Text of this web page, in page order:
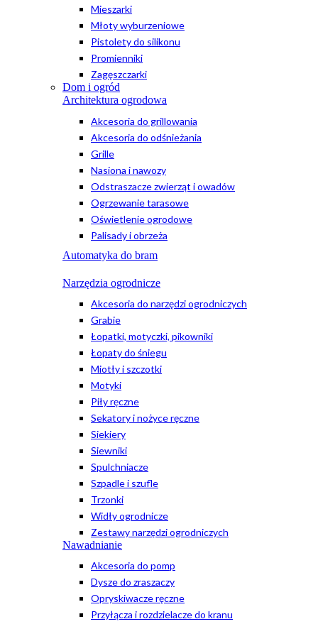
Mieszarki
Młoty wyburzeniowe
Pistolety do silikonu
Promienniki
Zagęszczarki
Dom i ogród
Architektura ogrodowa
Akcesoria do grillowania
Akcesoria do odśnieżania
Grille
Nasiona i nawozy
Odstraszacze zwierząt i owadów
Ogrzewanie tarasowe
Oświetlenie ogrodowe
Palisady i obrzeża
Automatyka do bram
Narzędzia ogrodnicze
Akcesoria do narzędzi ogrodniczych
Grabie
Łopatki, motyczki, pikowniki
Łopaty do śniegu
Miotły i szczotki
Motyki
Piły ręczne
Sekatory i nożyce ręczne
Siekiery
Siewniki
Spulchniacze
Szpadle i szufle
Trzonki
Widły ogrodnicze
Zestawy narzędzi ogrodniczych
Nawadnianie
Akcesoria do pomp
Dysze do zraszaczy
Opryskiwacze ręczne
Przyłącza i rozdzielacze do kranu